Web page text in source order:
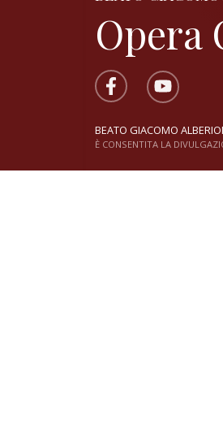
Opera
BEATO GIACOMO
È CONSENTITA LA